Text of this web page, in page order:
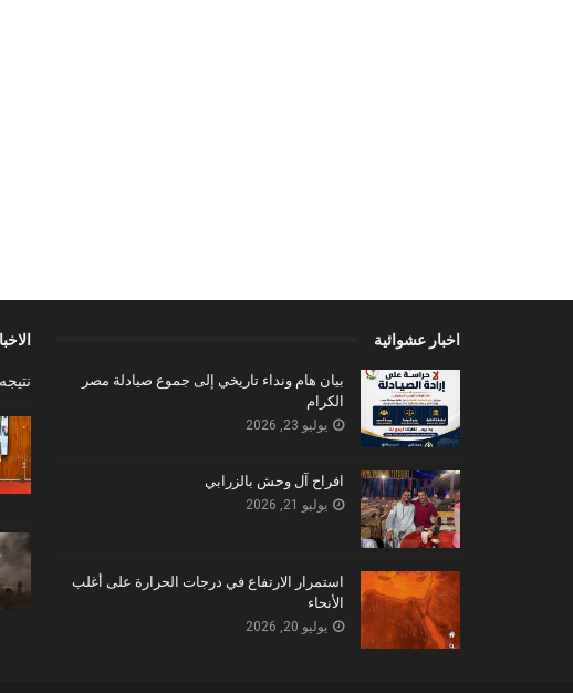
اخبار عشوائية
بيان هام ونداء تاريخي إلى جموع صيادلة مصر
الكرام
يوليو 23, 2026
افراح آل وحش بالزرابي
يوليو 21, 2026
استمرار الارتفاع في درجات الحرارة على أغلب
الأنحاء
يوليو 20, 2026
نتيجه